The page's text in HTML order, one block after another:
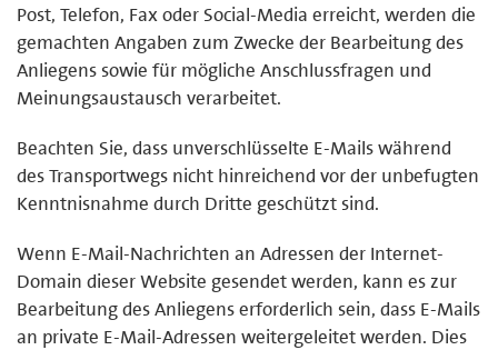
Post, Telefon, Fax oder Social-Media erreicht, werden die
gemachten Angaben zum Zwecke der Bearbeitung des
Anliegens sowie für mögliche Anschlussfragen und
Meinungsaustausch verarbeitet.
Beachten Sie, dass unverschlüsselte E-Mails während
des Transportwegs nicht hinreichend vor der unbefugten
Kenntnisnahme durch Dritte geschützt sind.
Wenn E-Mail-Nachrichten an Adressen der Internet-
Domain dieser Website gesendet werden, kann es zur
Bearbeitung des Anliegens erforderlich sein, dass E-Mails
an private E-Mail-Adressen weitergeleitet werden. Dies